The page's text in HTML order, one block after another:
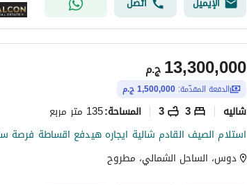
ج.م13,300,000
الدفعة المقدّمة: 1,500,000 ج.م
شاليه 3
3 المساحة:135 متر مربع
دوس، الساحل الشمالي، مطروح